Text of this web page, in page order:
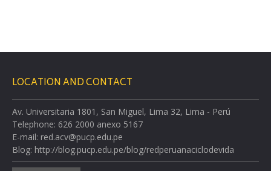
LOCATION AND CONTACT
Av. Universitaria 1801, San Miguel, Lima 32, Lima - Perú
Telephone: 626 2000 anexo 5167
E-mail: red.acv@pucp.edu.pe
Blog: http://blog.pucp.edu.pe/blog/redperuanaciclodevida